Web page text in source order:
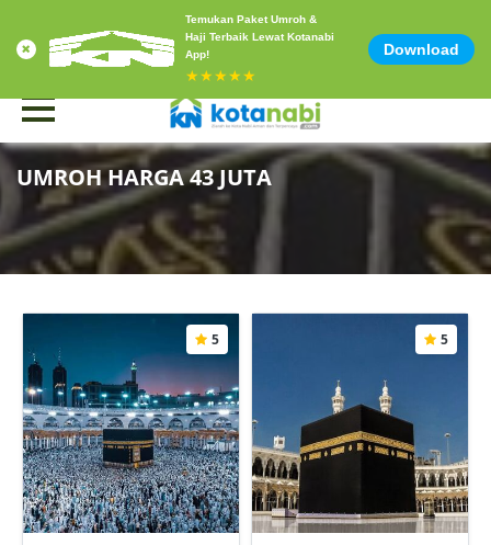
Temukan Paket Umroh &
Haji Terbaik Lewat Kotanabi
App!
★★★★★
Download
Contact Us at 0856-1500-883 Email : info@kotanabi.com
UMROH HARGA 43 JUTA
5 5